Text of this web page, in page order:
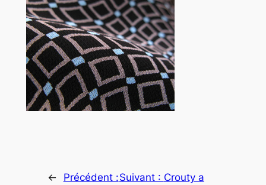
←
Précédent :Suivant : Crouty a